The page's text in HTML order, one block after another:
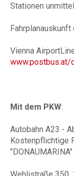
Stationen
Fahrplanauskunft
Vienna
www.postbus.at/
Mit dem PKW:
Autobahn A23 -
Kostenpflichtige